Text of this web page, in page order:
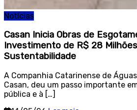
Notícias
Casan Inicia Obras de
Investimento de R$ 28
Sustentabilidade
A Companhia Catarinense de
Casan, deu um passo importante
pública e à […]